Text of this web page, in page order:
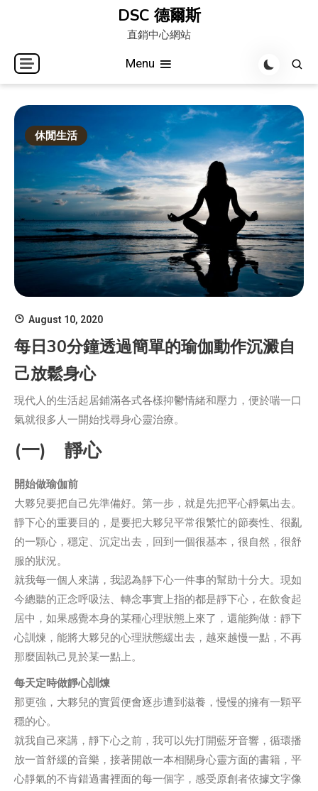
DSC 德爾斯
直銷中心網站
Menu
休閒生活
August 10, 2020
每日30分鐘透過簡單的瑜伽動作沉澱自
己放鬆身心
現代人的生活起居鋪滿各式各樣抑鬱情緒和壓力，便於喘一口
氣就很多人一開始找尋身心靈治療。
(一) 靜心
開始做瑜伽前
大夥兒要把自己先準備好。第一步，就是先把平心靜氣出去。
靜下心的重要目的，是要把大夥兒平常很繁忙的節奏性、很亂
的一顆心，穩定、沉定出去，回到一個很基本，很自然，很舒
服的狀況。
就我每一個人來講，我認為靜下心一件事的幫助十分大。現如
今總聽的正念呼吸法、轉念事實上指的都是靜下心，在飲食起
居中，如果感覺本身的某種心理狀態上來了，還能夠做：靜下
心訓煉，能將大夥兒的心理狀態緩出去，越來越慢一點，不再
那麼固執己見於某一點上。
每天定時做靜心訓煉
那更強，大夥兒的實質便會逐步遭到滋養，慢慢的擁有一顆平
穩的心。
就我自己來講，靜下心之前，我可以先打開藍牙音響，循環播
放一首舒緩的音樂，接著開啟一本相關身心靈方面的書籍，平
心靜氣的不肯錯過書裡面的每一個字，感受原創者依據文字像